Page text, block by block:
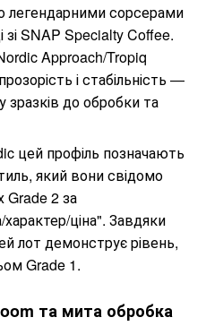
легендарними сорсерами
зі SNAP Specialty Coffee.
Approach/Tropiq
і стабільність —
зразків до обробки та
цей профіль позначають
який вони свідомо
2 за
ціна". Завдяки
лот демонструє рівень,
Grade 1.
та мита обробка